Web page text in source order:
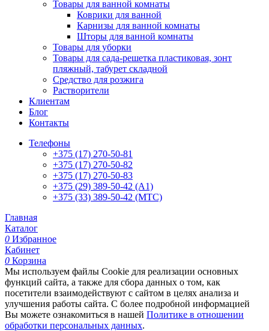
Товары для ванной комнаты
Коврики для ванной
Карнизы для ванной комнаты
Шторы для ванной комнаты
Товары для уборки
Товары для сада-решетка пластиковая, зонт
пляжный, табурет складной
Средство для розжига
Растворители
Клиентам
Блог
Контакты
Телефоны
+375 (17) 270-50-81
+375 (17) 270-50-82
+375 (17) 270-50-83
+375 (29) 389-50-42 (А1)
+375 (33) 389-50-42 (МТС)
Главная
Каталог
0 Избранное
Кабинет
0 Корзина
Мы используем файлы Cookie для реализации основных
функций сайта, а также для сбора данных о том, как
посетители взаимодействуют с сайтом в целях анализа и
улучшения работы сайта. С более подробной информацией
Вы можете ознакомиться в нашей Политике в отношении
обработки персональных данных.